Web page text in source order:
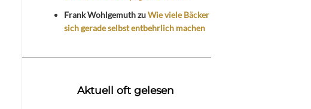
Frank WohlgemuthzuWie viele Bäcker
sich gerade selbst entbehrlich machen
Aktuell oft gelesen